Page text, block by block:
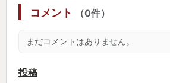
コメント （0件）
まだコメントはありません。
投稿